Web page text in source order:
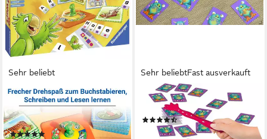
Sehr beliebt
RAVENSBURGER
Spiel Wort für Wort, Made in
Europe
(117)
Sehr beliebtFast ausverkauft
SCHMIDT SPIELE
Spiel Monsterjäger
(207)
ab 11,99 € UVP24,99 €